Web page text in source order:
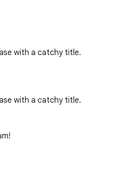
with a catchy title.
with a catchy title.